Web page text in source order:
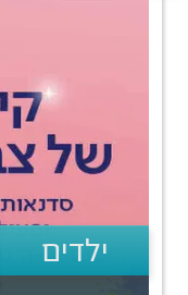
ילדים